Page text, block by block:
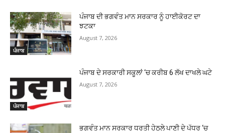
ਪੰਜਾਬ
ਪੰਜਾਬ ਦੀ ਭਗਵੰਤ ਮਾਨ ਸਰਕਾਰ ਨੂੰ ਹਾਈਕੋਰਟ ਦਾ
ਝਟਕਾ
August 7, 2026
ਪੰਜਾਬ
ਪੰਜਾਬ ਦੇ ਸਰਕਾਰੀ ਸਕੂਲਾਂ ‘ਚ ਕਰੀਬ 6 ਲੱਖ ਦਾਖਲੇ ਘਟੇ
August 7, 2026
ਭਗਵੰਤ ਮਾਨ ਸਰਕਾਰ ਧਰਤੀ ਹੇਠਲੇ ਪਾਣੀ ਦੇ ਪੱਧਰ ‘ਚ